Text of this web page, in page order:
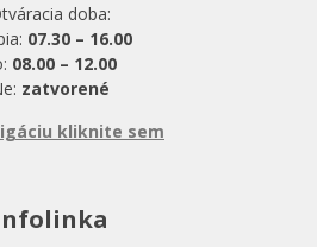
doba:
07.30 – 16.00
08.00 – 12.00
zatvorené
kliknite sem